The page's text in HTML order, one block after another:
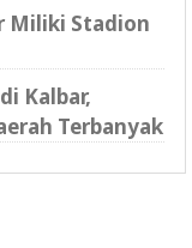
Miliki Stadion
Kalbar,
Terbanyak